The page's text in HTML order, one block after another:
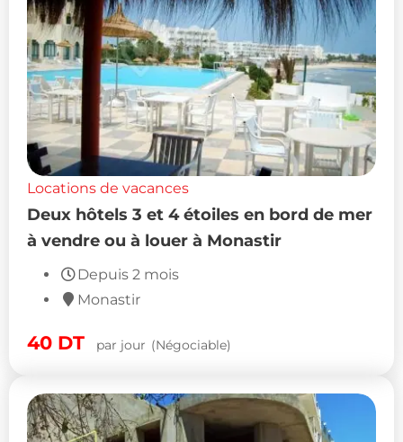
Locations de vacances
Deux hôtels 3 et 4 étoiles en bord de mer
à vendre ou à louer à Monastir
Depuis 2 mois
Monastir
40 DT par jour (Négociable)